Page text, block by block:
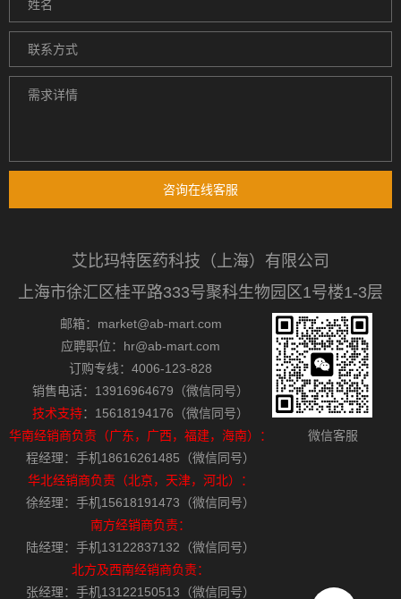
咨询在线客服
艾比玛特医药科技（上海）有限公司
上海市徐汇区桂平路333号聚科生物园区1号楼1-3层
邮箱：market@ab-mart.com
应聘职位：hr@ab-mart.com
订购专线：4006-123-828
销售电话：13916964679（微信同号）
技术支持：15618194176（微信同号）
华南经销商负责（广东，广西，福建，海南）：
程经理：手机18616261485（微信同号）
华北经销商负责（北京，天津，河北）：
徐经理：手机15618191473（微信同号）
南方经销商负责：
陆经理：手机13122837132（微信同号）
北方及西南经销商负责：
张经理：手机13122150513（微信同号）
微信客服